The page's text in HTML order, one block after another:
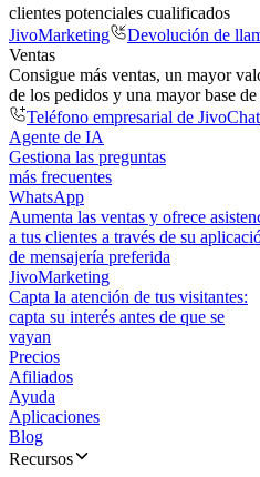
clientes potenciales cualificados
JivoMarketing
Devolución de
Ventas
Consigue más ventas, un mayor
de los pedidos y una mayor base
Teléfono empresarial de JivoChat
Agente de IA
Gestiona las preguntas
más frecuentes
WhatsApp
Aumenta las ventas y ofrece
a tus clientes a través de su
de mensajería preferida
JivoMarketing
Capta la atención de tus visitantes:
capta su interés antes de que se
vayan
Precios
Afiliados
Ayuda
Aplicaciones
Blog
Recursos